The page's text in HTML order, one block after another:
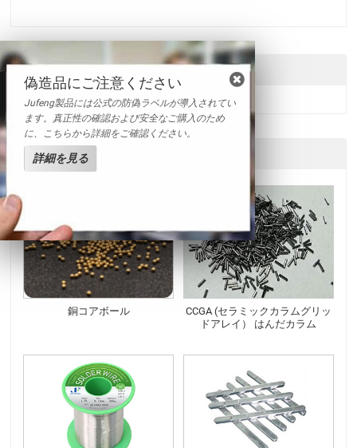
送信
他の製品
銅コアボール
CCGA (セラミックカラムグリッ
ドアレイ） はんだカラム
偽造品にご注意ください
Jufeng製品には公式の防偽ラベルが導入されてい
ます。真正性の確認および安全なご購入のため
に、こちらから詳細をご確認ください。
詳細を見る